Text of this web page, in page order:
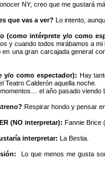
NY, creo que me gustará
que vas a ver?Lo intento,
(como intérprete y/o como
y cuando todos mirábamos a
una gran carcajada general
y/o como espectador): Hay
Teatro Calderón aquella noche.
el año pasado viendo
Respirar hondo y pensar
(NO interpretar):Fannie Brice
interpretar: La Bestia.
Lo que menos me gusta